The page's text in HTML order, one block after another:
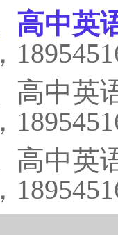
高中英
高中英
高中英